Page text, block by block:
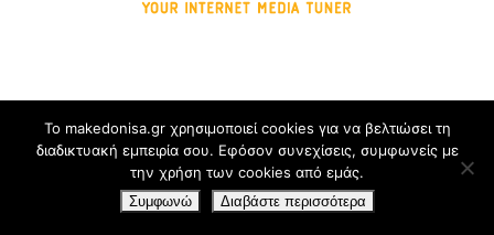
Το makedonisa.gr χρησιμοποιεί cookies για να βελτιώσει τη
διαδικτυακή εμπειρία σου. Εφόσον συνεχίσεις, συμφωνείς με
την χρήση των cookies από εμάς.
Συμφωνώ Διαβάστε περισσότερα